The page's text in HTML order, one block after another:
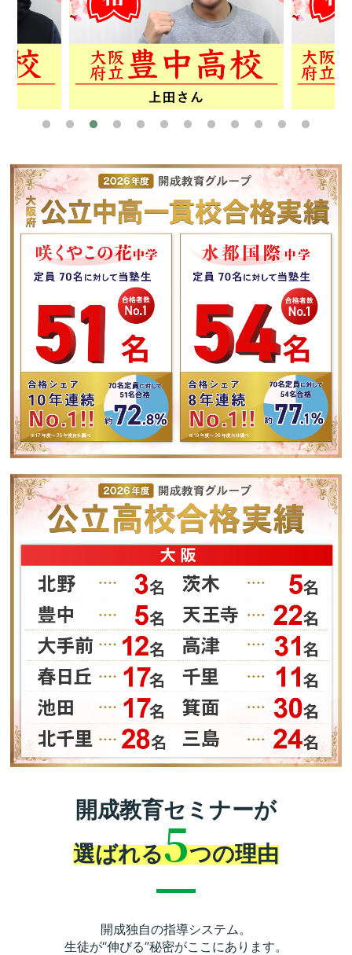
開成教育セミナーが
選ばれる5つの理由
開成独自の指導システム。
生徒が“伸びる”秘密がここにあります。